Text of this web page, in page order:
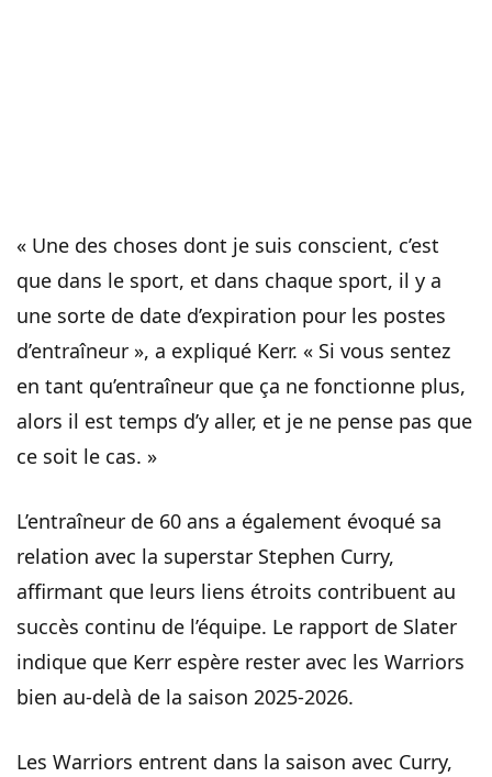
« Une des choses dont je suis conscient, c’est
que dans le sport, et dans chaque sport, il y a
une sorte de date d’expiration pour les postes
d’entraîneur », a expliqué Kerr. « Si vous sentez
en tant qu’entraîneur que ça ne fonctionne plus,
alors il est temps d’y aller, et je ne pense pas que
ce soit le cas. »
L’entraîneur de 60 ans a également évoqué sa
relation avec la superstar Stephen Curry,
affirmant que leurs liens étroits contribuent au
succès continu de l’équipe. Le rapport de Slater
indique que Kerr espère rester avec les Warriors
bien au-delà de la saison 2025-2026.
Les Warriors entrent dans la saison avec Curry,